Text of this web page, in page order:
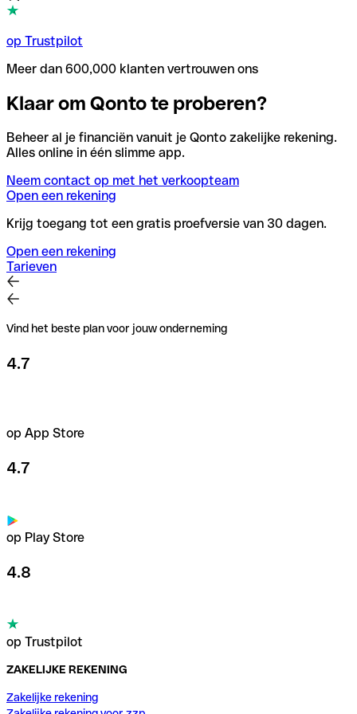
op Trustpilot
Meer dan 600,000 klanten vertrouwen ons
Klaar om Qonto te proberen?
Beheer al je financiën vanuit je Qonto zakelijke rekening.
Alles online in één slimme app.
Neem contact op met het verkoopteam
Open een rekening
Krijg toegang tot een gratis proefversie van 30 dagen.
Open een rekening
Tarieven
Vind het beste plan voor jouw onderneming
4.7
op App Store
4.7
op Play Store
4.8
op Trustpilot
ZAKELIJKE REKENING
Zakelijke rekening